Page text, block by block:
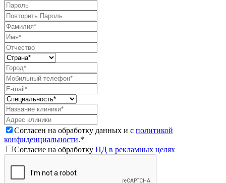
Согласен на обработку данных и с политикой
конфиденциальности.*
Согласие на обработку ПД в рекламных целях